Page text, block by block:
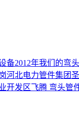
备2012年我们的弯
河北电力管件集团
开发区飞腾 弯头管